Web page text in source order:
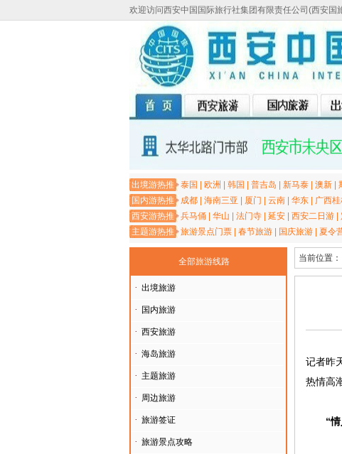
欢迎访问西安中国国际旅行社集团有限责任公司(西安国
出境游热推泰国 欧洲 韩国 普吉岛 新马泰 澳新
国内游热推 成都 海南三亚 厦门 云南 华东 广西
西安游热推兵马俑 华山 法门寺 延安 西安二日游
主题游热推旅游景点门票 春节旅游 国庆旅游 夏令
全部旅游线路
· 出境旅游
· 国内旅游
· 西安旅游
· 海岛旅游
· 主题旅游
· 周边旅游
· 旅游签证
· 旅游景点攻略
当前位置：
记者昨
热情高
“情